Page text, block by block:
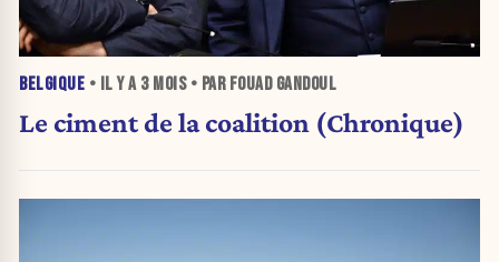
BELGIQUE • IL Y A 3 MOIS• PAR FOUAD GANDOUL
Le ciment de la coalition (Chronique)